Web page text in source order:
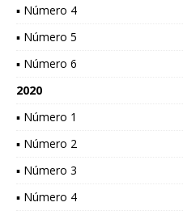
▪ Número 4
▪ Número 5
▪ Número 6
2020
▪ Número 1
▪ Número 2
▪ Número 3
▪ Número 4